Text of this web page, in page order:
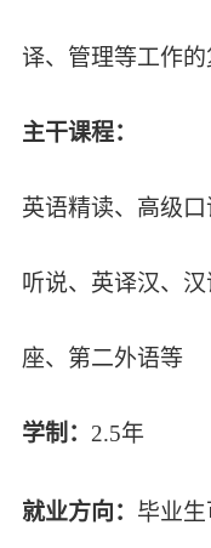
译、管理等工作的
主干课程：
英语精读、高级
听说、英译汉、
座、第二外语等
学制： 2.5年
就业方向： 毕业生